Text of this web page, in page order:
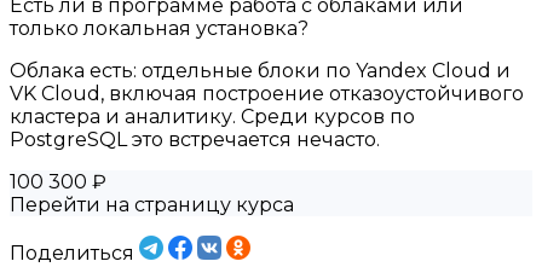
Есть ли в программе работа с облаками или
только локальная установка?
Облака есть: отдельные блоки по Yandex Cloud и
VK Cloud, включая построение отказоустойчивого
кластера и аналитику. Среди курсов по
PostgreSQL это встречается нечасто.
100 300 ₽
Перейти на страницу курса
Поделиться